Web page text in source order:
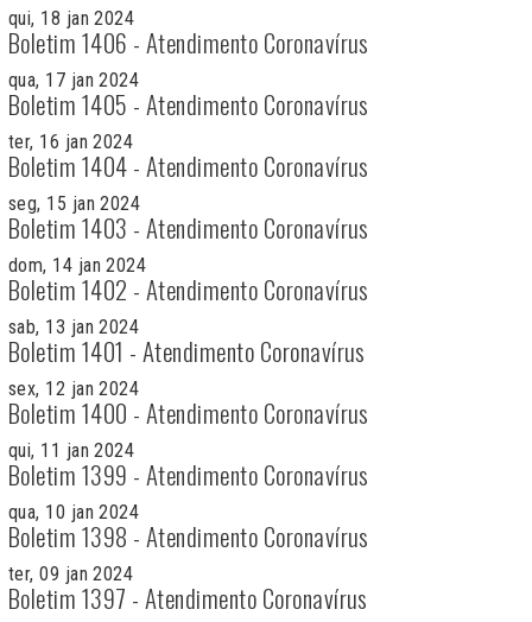
qui, 18 jan 2024
Boletim 1406 - Atendimento Coronavírus
qua, 17 jan 2024
Boletim 1405 - Atendimento Coronavírus
ter, 16 jan 2024
Boletim 1404 - Atendimento Coronavírus
seg, 15 jan 2024
Boletim 1403 - Atendimento Coronavírus
dom, 14 jan 2024
Boletim 1402 - Atendimento Coronavírus
sab, 13 jan 2024
Boletim 1401 - Atendimento Coronavírus
sex, 12 jan 2024
Boletim 1400 - Atendimento Coronavírus
qui, 11 jan 2024
Boletim 1399 - Atendimento Coronavírus
qua, 10 jan 2024
Boletim 1398 - Atendimento Coronavírus
ter, 09 jan 2024
Boletim 1397 - Atendimento Coronavírus